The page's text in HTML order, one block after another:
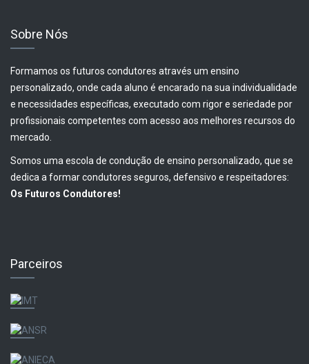
Sobre Nós
Formamos os futuros condutores através um ensino
personalizado, onde cada aluno é encarado na sua individualidade
e necessidades específicas, executado com rigor e seriedade por
profissionais competentes com acesso aos melhores recursos do
mercado.
Somos uma escola de condução de ensino personalizado, que se
dedica a formar condutores seguros, defensivo e respeitadores:
Os Futuros Condutores!
Parceiros